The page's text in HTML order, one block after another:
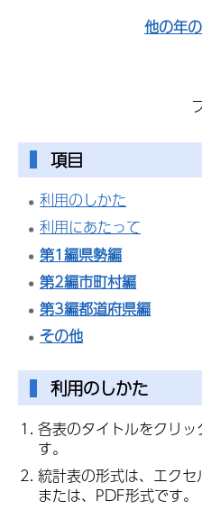
他の年
項目
利用のしかた
利用にあたって
第1編県勢編
第2編市町村編
第3編都道府県編
その他
利用のしかた
各表のタイトルをクリ
す。
統計表の形式は、エク
または、PDF形式です。